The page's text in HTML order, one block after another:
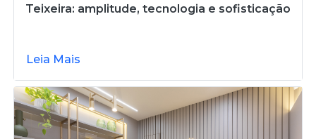
Teixeira: amplitude, tecnologia e sofisticação
Leia Mais